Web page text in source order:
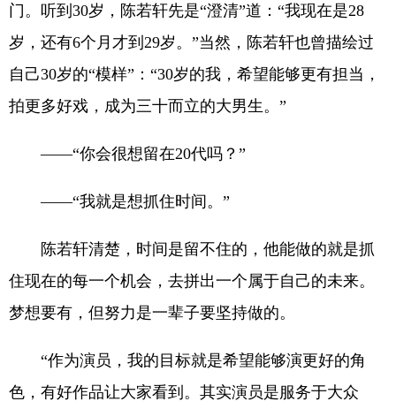
门。听到30岁，陈若轩先是“澄清”道：“我现在是28
岁，还有6个月才到29岁。”当然，陈若轩也曾描绘过
自己30岁的“模样”：“30岁的我，希望能够更有担当，
拍更多好戏，成为三十而立的大男生。”
——“你会很想留在20代吗？”
——“我就是想抓住时间。”
陈若轩清楚，时间是留不住的，他能做的就是抓
住现在的每一个机会，去拼出一个属于自己的未来。
梦想要有，但努力是一辈子要坚持做的。
“作为演员，我的目标就是希望能够演更好的角
色，有好作品让大家看到。其实演员是服务于大众